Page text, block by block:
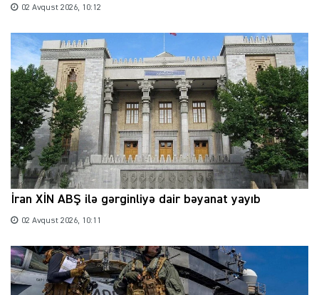
02 Avqust 2026, 10:12
İran XİN ABŞ ilə gərginliyə dair bəyanat yayıb
02 Avqust 2026, 10:11